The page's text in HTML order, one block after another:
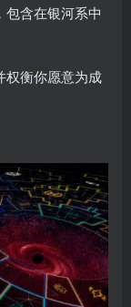
包含在银河系中
权衡你愿意为成